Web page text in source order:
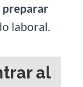
preparar
laboral.
al